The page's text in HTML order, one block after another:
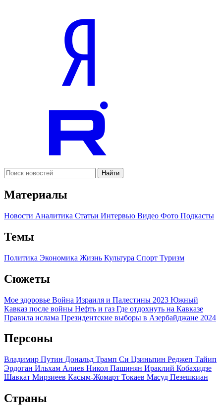
Найти
Материалы
Новости Аналитика Статьи Интервью Видео Фото Подкасты
Темы
Политика Экономика Жизнь Культура Спорт Туризм
Сюжеты
Мое здоровье Война Израиля и Палестины 2023 Южный
Кавказ после войны Нефть и газ Где отдохнуть на Кавказе
Правила ислама Президентские выборы в Азербайджане 2024
Персоны
Владимир Путин Дональд Трамп Си Цзиньпин Реджеп Тайип
Эрдоган Ильхам Алиев Никол Пашинян Ираклий Кобахидзе
Шавкат Мирзиеев Касым-Жомарт Токаев Масуд Пезешкиан
Страны